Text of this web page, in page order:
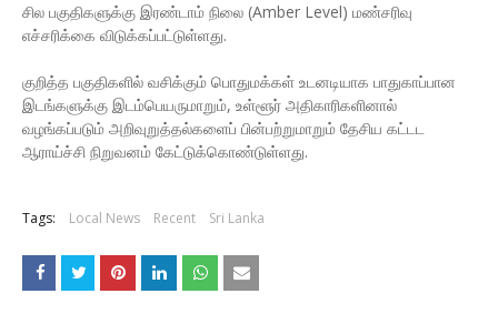
சில பகுதிகளுக்கு இரண்டாம் நிலை (Amber Level) மண்சரிவு
எச்சரிக்கை விடுக்கப்பட்டுள்ளது.
குறித்த பகுதிகளில் வசிக்கும் பொதுமக்கள் உடனடியாக பாதுகாப்பான
இடங்களுக்கு இடம்பெயருமாறும், உள்ளூர் அதிகாரிகளினால்
வழங்கப்படும் அறிவுறுத்தல்களைப் பின்பற்றுமாறும் தேசிய கட்டட
ஆராய்ச்சி நிறுவனம் கேட்டுக்கொண்டுள்ளது.
Tags: Local News Recent Sri Lanka